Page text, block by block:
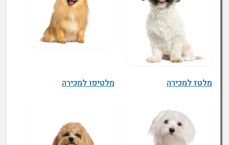
מלטז למכירה מלטיפו למכירה